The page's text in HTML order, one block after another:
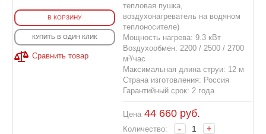
В КОРЗИНУ
КУПИТЬ В ОДИН КЛИК
Сравнить товар
тепловая пушка,
воздухонагреватель на водяном
теплоносителе)
Мощность нагрева: 9.3 кВт
Воздухообмен: 2200 / 2500 / 2700
м³/час
Максимальная длина струи: 12 м
Страна изготовления: Россия
Гарантийный срок: 2 года
Цена 44 660руб.
Количество: - +